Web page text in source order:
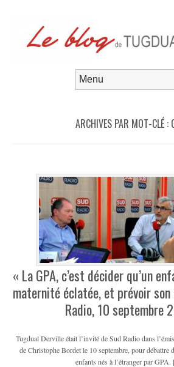
ARCHIVES PAR MOT-CLÉ :
« La GPA, c’est décider qu’un
maternité éclatée, et prévoir son
Radio, 10 septembre
Tugdual Derville était l’invité de Sud Radio dans
de Christophe Bordet le 10 septembre, pour débattre
enfants nés à l’étranger par